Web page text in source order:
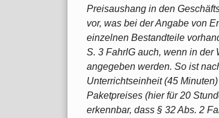
Preisaushang in den
vor, was bei der Angabe von
einzelnen Bestandteile
S. 3 FahrlG auch, wenn in der
angegeben werden. So ist
Unterrichtseinheit (45
Paketpreises (hier für 20
erkennbar, dass § 32 Abs. 2